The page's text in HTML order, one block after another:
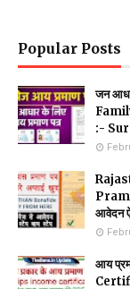
Popular Posts
जन
:-
आवेदन
आय